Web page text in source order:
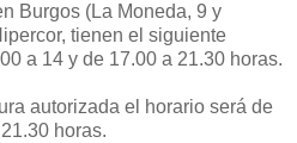
Burgos (La Moneda, 9 y
tienen el siguiente
a 14 y de 17.00 a 21.30 horas.
autorizada el horario será de
horas.